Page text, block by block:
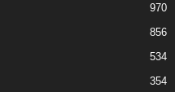
970
856
534
354